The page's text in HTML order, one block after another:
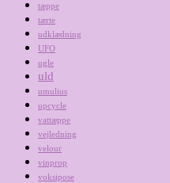
tæppe
tærte
udklædning
UFO
ugle
uld
umulius
upcycle
vattæppe
vejledning
velour
vinprop
voksipose